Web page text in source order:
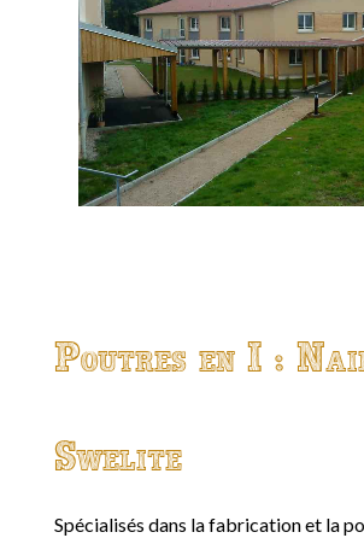
Poutres en I :
Swelite
Spécialisés dans la fabrication et la